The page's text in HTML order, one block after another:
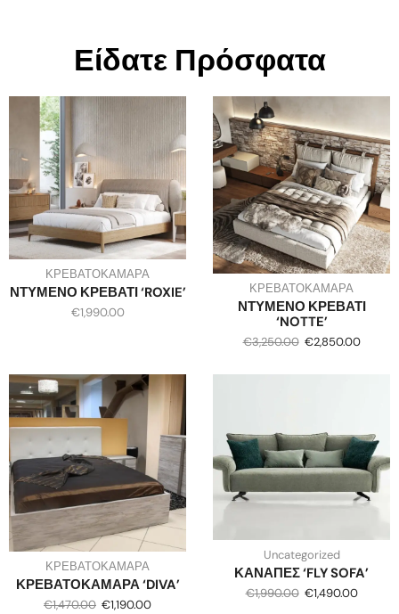
Είδατε Πρόσφατα
ΚΡΕΒΑΤΟΚΑΜΑΡΑ
ΝΤΥΜΕΝΟ ΚΡΕΒΑΤΙ ‘ROXIE’
€1,990.00
ΚΡΕΒΑΤΟΚΑΜΑΡΑ
ΝΤΥΜΕΝΟ ΚΡΕΒΑΤΙ
‘NOTTE’
€3,250.00 €2,850.00
ΚΡΕΒΑΤΟΚΑΜΑΡΑ
ΚΡΕΒΑΤΟΚΑΜΑΡΑ ‘DIVA’
€1,470.00 €1,190.00
Uncategorized
ΚΑΝΑΠΕΣ ‘FLY SOFA’
€1,990.00 €1,490.00